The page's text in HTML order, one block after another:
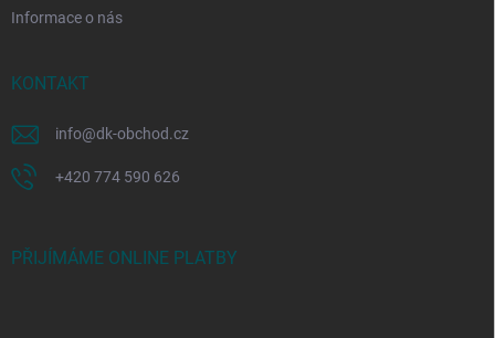
Informace o nás
KONTAKT
info@dk-obchod.cz
+420 774 590 626
PŘIJÍMÁME ONLINE PLATBY